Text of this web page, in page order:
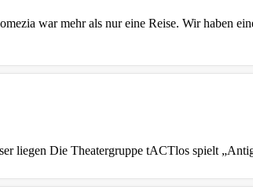
war mehr als nur eine Reise. Wir haben
liegen Die Theatergruppe tACTlos spielt